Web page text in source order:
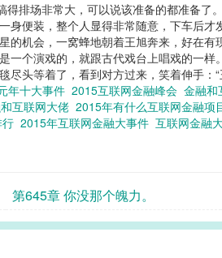
排场非常大，可以说该准备的都准备了
便装，整个人显得非常随意，下车后
机会，一窝蜂地朝着王旭奔来，好在
个演戏的，就跟古代戏台上唱戏的一
头等着了，看到对方过来，笑着伸手：
年十大事件 2015互联网金融峰会 金融和
互联网大佬 2015年有什么互联网金融项
2015年互联网金融大事件 互联网金融
第645章 你没那个魄力。